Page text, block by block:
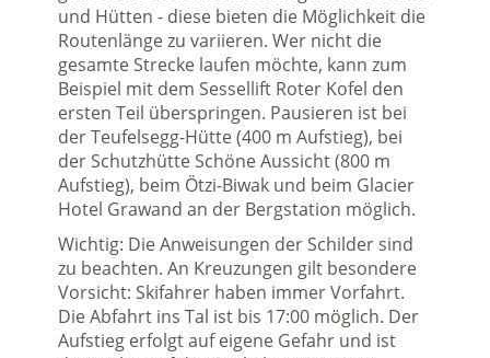
und Hütten - diese bieten die Möglichkeit die
Routenlänge zu variieren. Wer nicht die
gesamte Strecke laufen möchte, kann zum
Beispiel mit dem Sessellift Roter Kofel den
ersten Teil überspringen. Pausieren ist bei
der Teufelsegg-Hütte (400 m Aufstieg), bei
der Schutzhütte Schöne Aussicht (800 m
Aufstieg), beim Ötzi-Biwak und beim Glacier
Hotel Grawand an der Bergstation möglich.
Wichtig: Die Anweisungen der Schilder sind
zu beachten. An Kreuzungen gilt besondere
Vorsicht: Skifahrer haben immer Vorfahrt.
Die Abfahrt ins Tal ist bis 17:00 möglich. Der
Aufstieg erfolgt auf eigene Gefahr und ist